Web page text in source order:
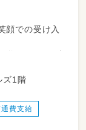
顔での受け入
びや、お散歩
、着替えの補
事介助
睡眠の見守り
ズ1階
通費支給